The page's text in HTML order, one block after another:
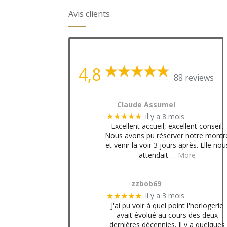
Avis clients
4,8 88 reviews
Claude Assumel
★★★★★ il y a 8 mois
Excellent accueil, excellent conseil.
Nous avons pu réserver notre
et venir la voir 3 jours après. Elle
attendait … More
zzbob69
★★★★★ il y a 3 mois
J'ai pu voir à quel point l'horlogerie
avait évolué au cours des deux
dernières décennies. Il y a quelques